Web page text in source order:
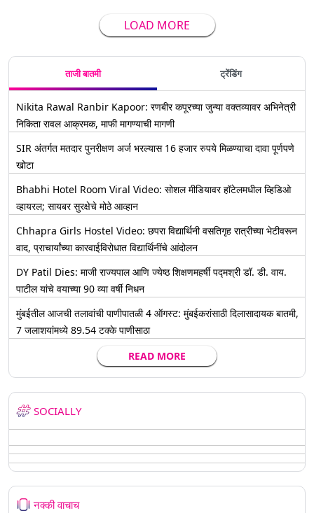
LOAD MORE
ताजी बातमी ट्रेंडिंग
Nikita Rawal Ranbir Kapoor: रणबीर कपूरच्या जुन्या वक्तव्यावर अभिनेत्री
निकिता रावल आक्रमक, माफी मागण्याची मागणी
SIR अंतर्गत मतदार पुनरीक्षण अर्ज भरल्यास 16 हजार रुपये मिळण्याचा दावा पूर्णपणे
खोटा
Bhabhi Hotel Room Viral Video: सोशल मीडियावर हॉटेलमधील व्हिडिओ
व्हायरल; सायबर सुरक्षेचे मोठे आव्हान
Chhapra Girls Hostel Video: छपरा विद्यार्थिनी वसतिगृह रात्रीच्या भेटीवरून
वाद, प्राचार्यांच्या कारवाईविरोधात विद्यार्थिनींचे आंदोलन
DY Patil Dies: माजी राज्यपाल आणि ज्येष्ठ शिक्षणमहर्षी पद्मश्री डॉ. डी. वाय.
पाटील यांचे वयाच्या 90 व्या वर्षी निधन
मुंबईतील आजची तलावांची पाणीपातळी 4 ऑगस्ट: मुंबईकरांसाठी दिलासादायक बातमी,
7 जलाशयांमध्ये 89.54 टक्के पाणीसाठा
READ MORE
SOCIALLY
नक्की वाचाच